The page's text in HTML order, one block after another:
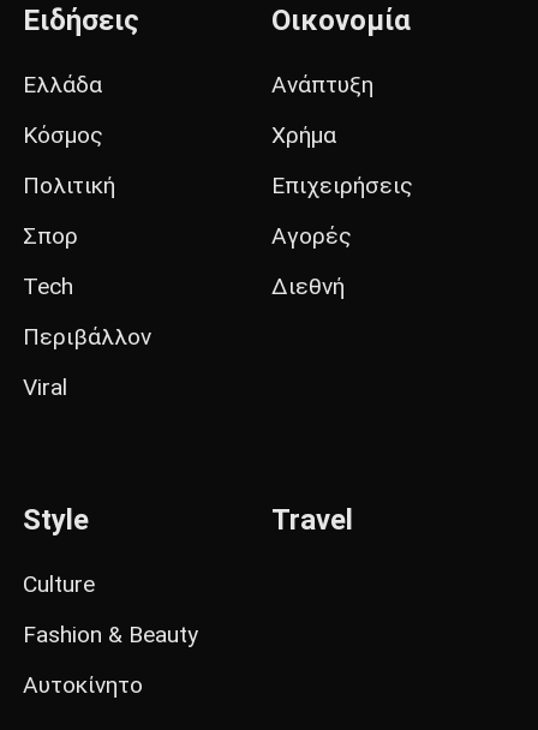
Ειδήσεις
Ελλάδα
Κόσμος
Πολιτική
Σπορ
Tech
Περιβάλλον
Viral
Οικονομία
Ανάπτυξη
Χρήμα
Επιχειρήσεις
Αγορές
Διεθνή
Style
Culture
Fashion & Beauty
Αυτοκίνητο
Travel